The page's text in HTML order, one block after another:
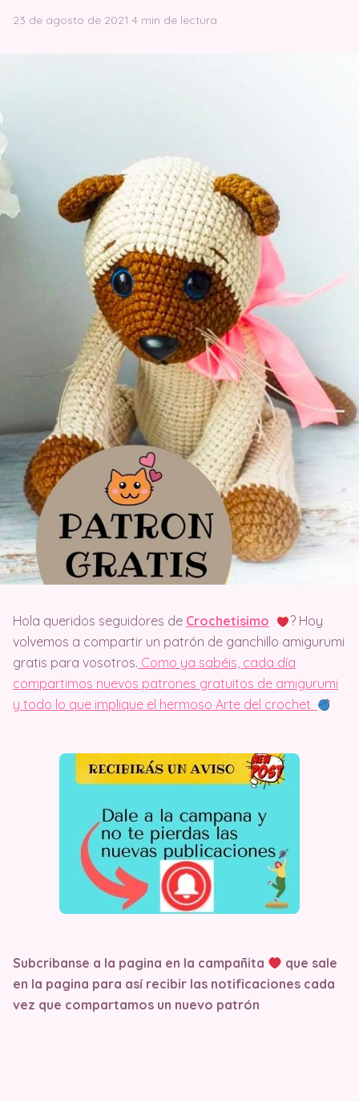
23 de agosto de 2021·4 min de lectura
Hola queridos seguidores de Crochetisimo
? Hoy
volvemos a compartir un patrón de ganchillo amigurumi
gratis para vosotros. Como ya sabéis, cada día
compartimos nuevos patrones gratuitos de amigurumi
y todo lo que implique el hermoso Arte del crochet
Subcribanse a la pagina en la campañita
que sale
en la pagina para así recibir las notificaciones cada
vez que compartamos un nuevo patrón